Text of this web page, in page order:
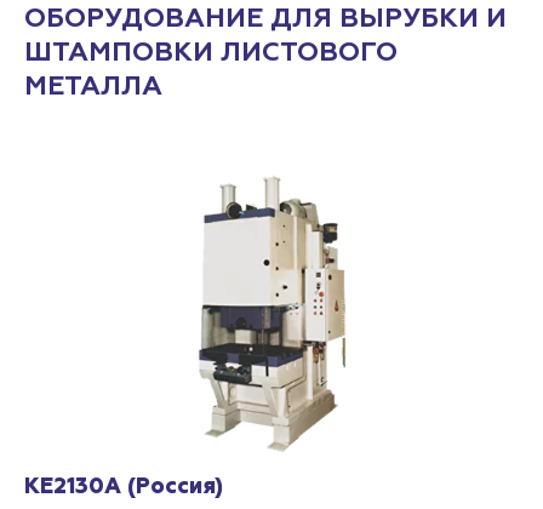
ОБОРУДОВАНИЕ ДЛЯ ВЫРУБКИ И
ШТАМПОВКИ ЛИСТОВОГО
МЕТАЛЛА
КЕ2130А (Россия)